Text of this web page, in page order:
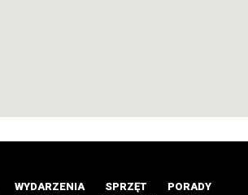
WYDARZENIA SPRZĘT
PORADY